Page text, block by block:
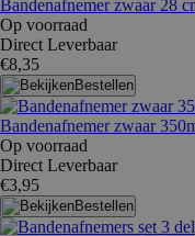
Bandenafnemer zwaar 28
Op voorraad
Direct Leverbaar
€8,35
Bestellen
Bandenafnemer zwaar
Op voorraad
Direct Leverbaar
€3,95
Bestellen